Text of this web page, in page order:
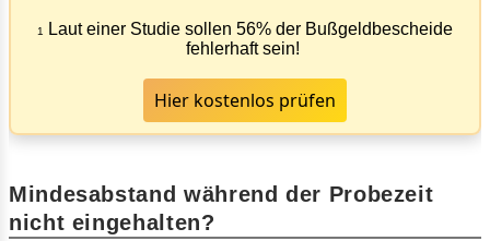
1
Laut einer Studie sollen 56% der Bußgeldbescheide
fehlerhaft sein!
Hier kostenlos prüfen
Mindesabstand während der Probezeit
nicht eingehalten?